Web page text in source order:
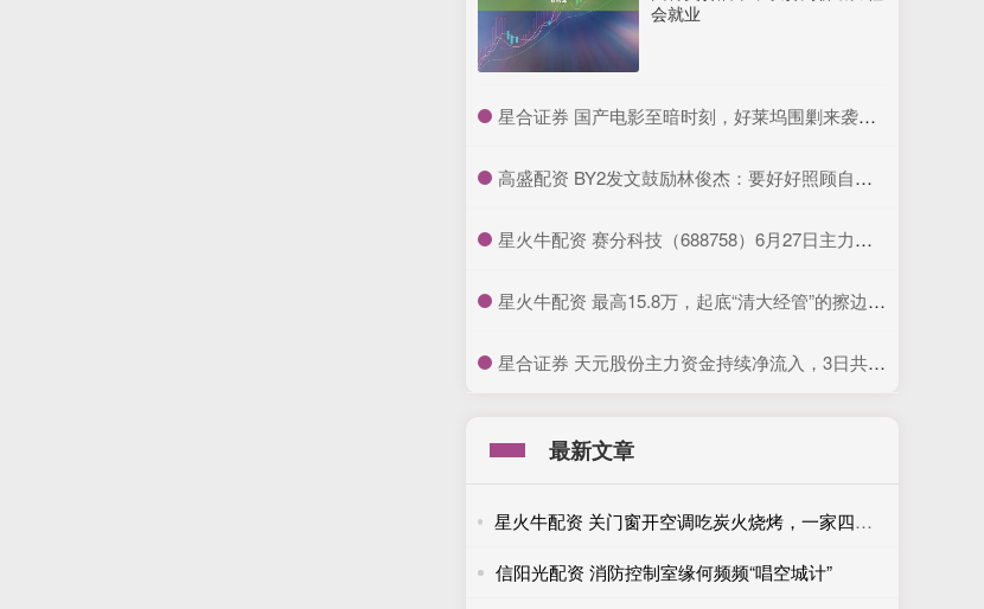
会就业
​星合证券 国产电影至暗时刻，好莱坞围剿来袭，陈思诚顶不住了_票房_恶意_无名之辈
​高盛配资 BY2发文鼓励林俊杰：要好好照顾自己的心脏
​星火牛配资 赛分科技（688758）6月27日主力资金净买入434.99万元
​星火牛配资 最高15.8万，起底“清大经管”的擦边生意经_曹玉磊_清华科技园_公众
​星合证券 天元股份主力资金持续净流入，3日共净流入1.48亿元
最新文章
星火牛配资 关门窗开空调吃炭火烧烤，一家四口深夜集体中毒！
信阳光配资 消防控制室缘何频频“唱空城计”